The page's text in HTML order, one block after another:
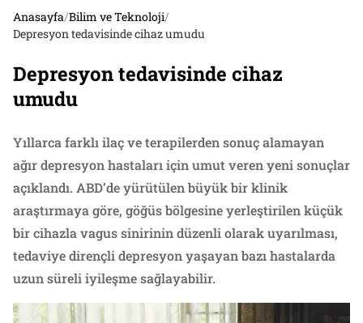
Anasayfa/Bilim ve Teknoloji/
Depresyon tedavisinde cihaz umudu
Depresyon tedavisinde cihaz
umudu
Yıllarca farklı ilaç ve terapilerden sonuç alamayan
ağır depresyon hastaları için umut veren yeni sonuçlar
açıklandı. ABD’de yürütülen büyük bir klinik
araştırmaya göre, göğüs bölgesine yerleştirilen küçük
bir cihazla vagus sinirinin düzenli olarak uyarılması,
tedaviye dirençli depresyon yaşayan bazı hastalarda
uzun süreli iyileşme sağlayabilir.